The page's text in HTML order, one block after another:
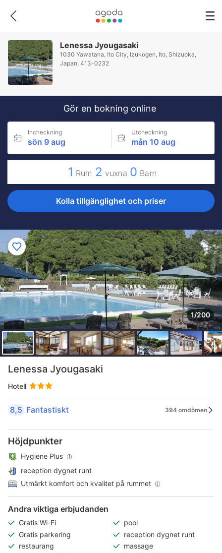
Lenessa Jyougasaki
1030 Yawatana, Ito City, Izukogen, Ito, Shizuoka,
Japan, 413-0232
Gör en bokning online
Incheckning
sön 9 aug
Utcheckning
mån 10 aug
1 Rum 2 vuxna 0 Barn
Kolla tillgänglighet och priser
1/200
Lenessa Jyougasaki
Hotell
8,5 Fantastiskt 394 omdömen
Höjdpunkter
Hygiene Plus
reception dygnet runt
Utmärkt komfort och kvalitet på rummet
Andra viktiga erbjudanden
Gratis Wi-Fi
pool
Gratis parkering
reception dygnet runt
restaurang
massage